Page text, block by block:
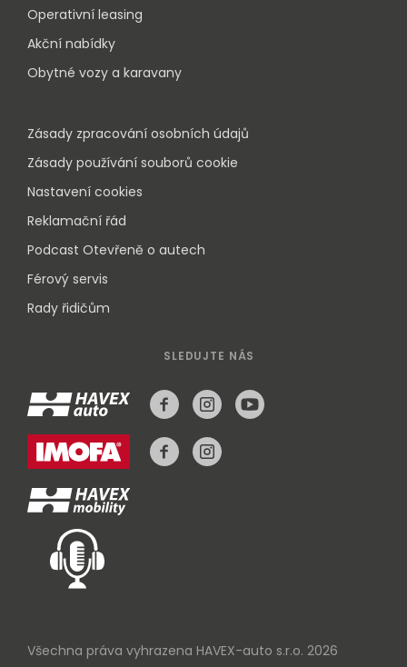
Operativní leasing
Akční nabídky
Obytné vozy a karavany
Zásady zpracování osobních údajů
Zásady používání souborů cookie
Nastavení cookies
Reklamační řád
Podcast Otevřeně o autech
Férový servis
Rady řidičům
SLEDUJTE NÁS
Všechna práva vyhrazena HAVEX-auto s.r.o. 2026